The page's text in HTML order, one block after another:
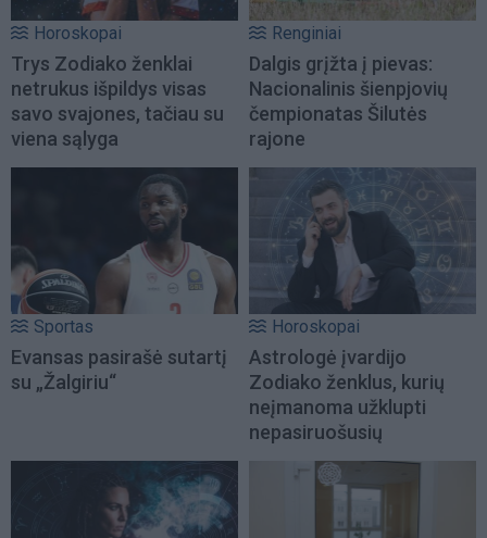
Horoskopai
Trys Zodiako ženklai
netrukus išpildys visas
savo svajones, tačiau su
viena sąlyga
Renginiai
Dalgis grįžta į pievas:
Nacionalinis šienpjovių
čempionatas Šilutės
rajone
Sportas
Evansas pasirašė sutartį
su „Žalgiriu“
Horoskopai
Astrologė įvardijo
Zodiako ženklus, kurių
neįmanoma užklupti
nepasiruošusių